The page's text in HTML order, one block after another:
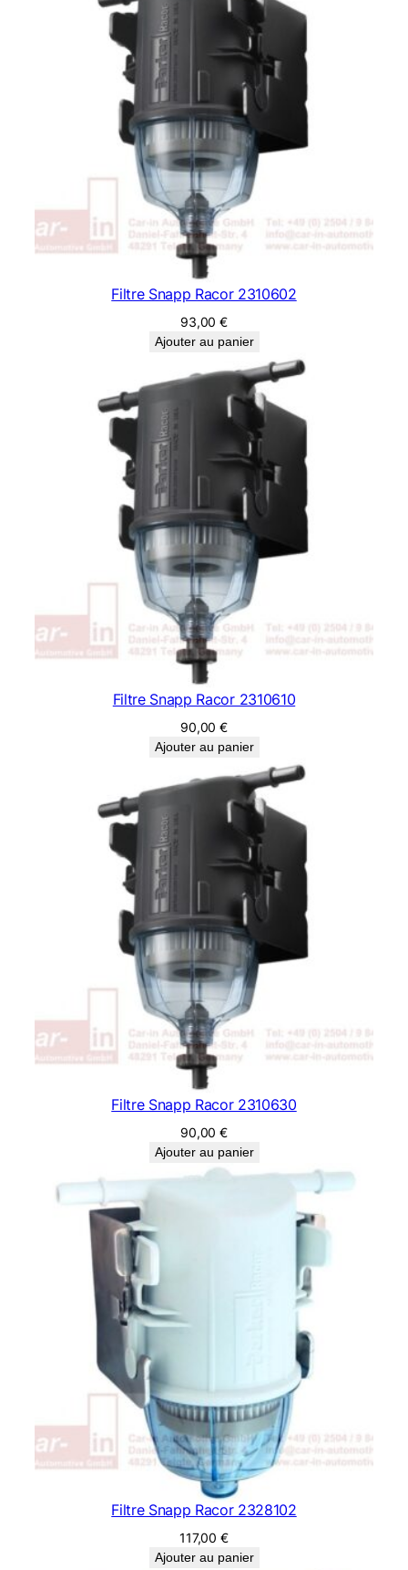
Filtre Snapp Racor 2310602
93,00€
Ajouter au panier
Filtre Snapp Racor 2310610
90,00€
Ajouter au panier
Filtre Snapp Racor 2310630
90,00€
Ajouter au panier
Filtre Snapp Racor 2328102
117,00€
Ajouter au panier